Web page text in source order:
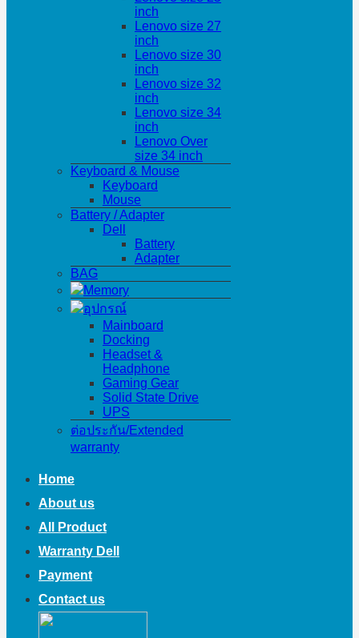
inch
Lenovo size 27
inch
Lenovo size 30
inch
Lenovo size 32
inch
Lenovo size 34
inch
Lenovo Over
size 34 inch
Keyboard & Mouse
Keyboard
Mouse
Battery / Adapter
Dell
Battery
Adapter
BAG
Memory
อุปกรณ์
Mainboard
Docking
Headset &
Headphone
Gaming Gear
Solid State Drive
UPS
ต่อประกัน/Extended
warranty
Home
About us
All Product
Warranty Dell
Payment
Contact us